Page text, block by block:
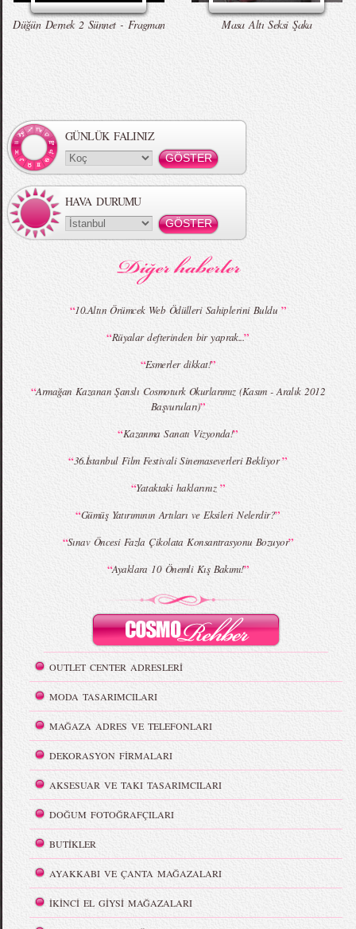
MBFWI - Gülçin Çengel 2015 Yaz
MBFWI - Zeynep Erdoğan 2015 Yaz
MBFWI - Giray Sepin 2015 Yaz Koleksiyonu MBFWI - Burçe Bekrek 2015 Yaz Koleksiyonu
Düğün Dernek 2 Sünnet - Fragman Masa Altı Seksi Şaka
GÜNLÜK FALINIZ
HAVA DURUMU
“10.Altın Örümcek Web Ödülleri Sahiplerini Buldu ”
“Rüyalar defterinden bir yaprak...”
“Esmerler dikkat!”
“Armağan Kazanan Şanslı Cosmoturk Okurlarımız (Kasım - Aralık 2012
Başvuruları)”
“Kazanma Sanatı Vizyonda!”
“36.İstanbul Film Festivali Sinemaseverleri Bekliyor”
“Yataktaki haklarınız ”
“Gümüş Yatırımının Artıları ve Eksileri Nelerdir?”
“Sınav Öncesi Fazla Çikolata Konsantrasyonu Bozuyor”
“Ayaklara 10 Önemli Kış Bakımı!”
OUTLET CENTER ADRESLERİ
MODA TASARIMCILARI
MAĞAZA ADRES VE TELEFONLARI
DEKORASYON FİRMALARI
AKSESUAR VE TAKI TASARIMCILARI
DOĞUM FOTOĞRAFÇILARI
BUTİKLER
AYAKKABI VE ÇANTA MAĞAZALARI
İKİNCİ EL GİYSİ MAĞAZALARI